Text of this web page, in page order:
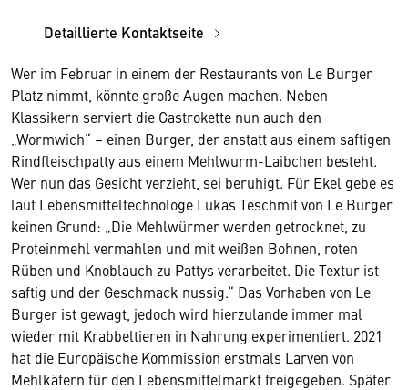
Detaillierte Kontaktseite
Wer im Februar in einem der Restaurants von Le Burger
Platz nimmt, könnte große Augen machen. Neben
Klassikern serviert die Gastrokette nun auch den
„Wormwich“ – einen Burger, der anstatt aus einem saftigen
Rindfleischpatty aus einem Mehlwurm-Laibchen besteht.
Wer nun das Gesicht verzieht, sei beruhigt. Für Ekel gebe es
laut Lebensmitteltechnologe Lukas Teschmit von Le Burger
keinen Grund: „Die Mehlwürmer werden getrocknet, zu
Proteinmehl vermahlen und mit weißen Bohnen, roten
Rüben und Knoblauch zu Pattys verarbeitet. Die Textur ist
saftig und der Geschmack nussig.“ Das Vorhaben von Le
Burger ist gewagt, jedoch wird hierzulande immer mal
wieder mit Krabbeltieren in Nahrung experimentiert. 2021
hat die Europäische Kommission erstmals Larven von
Mehlkäfern für den Lebensmittelmarkt freigegeben. Später